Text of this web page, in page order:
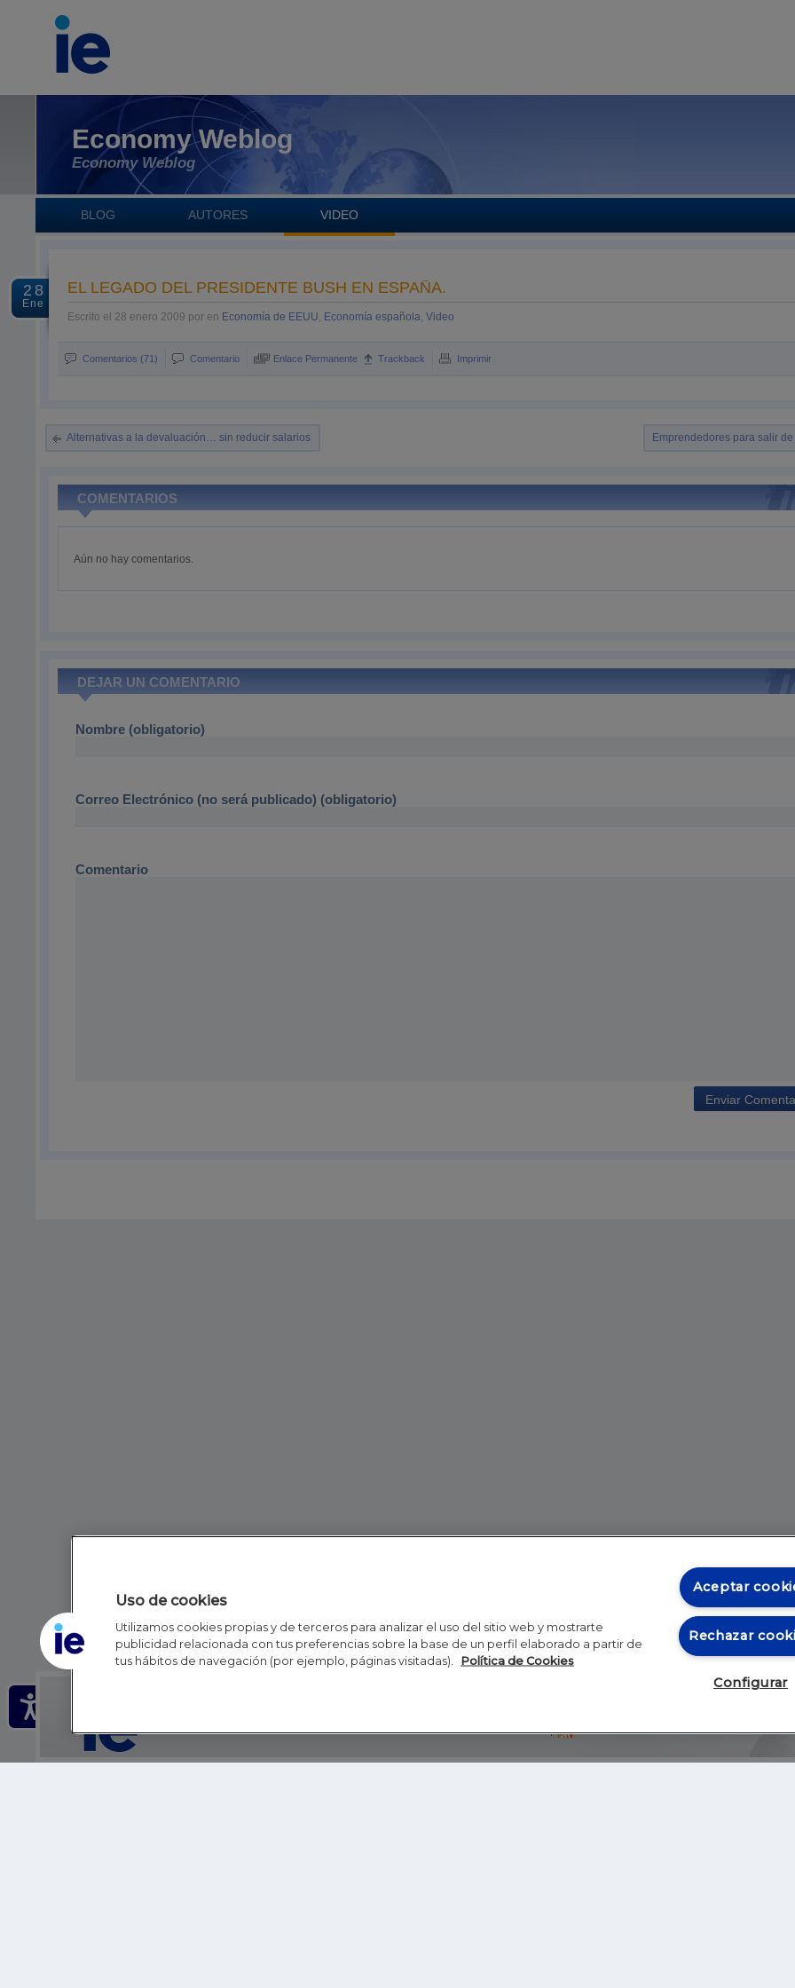
Economy Weblog
Economy Weblog
BLOG AUTORES VIDEO
28
Ene
EL LEGADO DEL PRESIDENTE BUSH EN ESPAÑA.
Escrito el 28 enero 2009 por en Economía de EEUU, Economía española,Video
Comentarios (71) Comentario Enlace Permanente Trackback Imprimir
Alternativas a la devaluación… sin reducir salarios Emprendedores para salir
COMENTARIOS
Aún no hay comentarios.
DEJAR UN COMENTARIO
Nombre (obligatorio)
Correo Electrónico (no será publicado) (obligatorio)
Comentario
Inicio RSS
Uso de cookies
Utilizamos cookies propias y de terceros para analizar el uso del sitio web y mostrarte
publicidad relacionada con tus preferencias sobre la base de un perfil elaborado a partir de
tus hábitos de navegación (por ejemplo, páginas visitadas).
Política de Cookies
Aceptar
Rechazar
Configurar